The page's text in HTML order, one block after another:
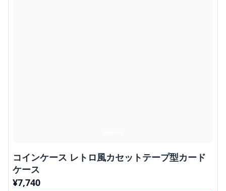
コインケース レトロ風カセットテープ型カード
ケース
¥7,740